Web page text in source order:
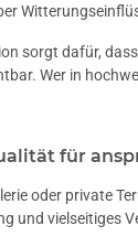
sorgt dafür,
Wer in
für
oder private
und vielseitiges